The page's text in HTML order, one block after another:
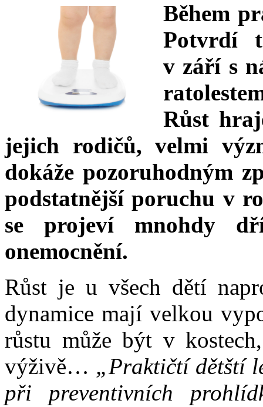
Během
Potvrdí
v září s
Růst
jejich rodičů, velmi
dokáže pozoruhodným
podstatnější poruchu v
se projeví mnohdy
onemocnění.
Růst je u všech dětí
dynamice mají velkou
růstu může být v
výživě… „Praktičtí dětští
při preventivních